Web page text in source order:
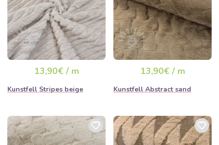
13,90€ / m
Kunstfell Stripes beige
13,90€ / m
Kunstfell Abstract sand